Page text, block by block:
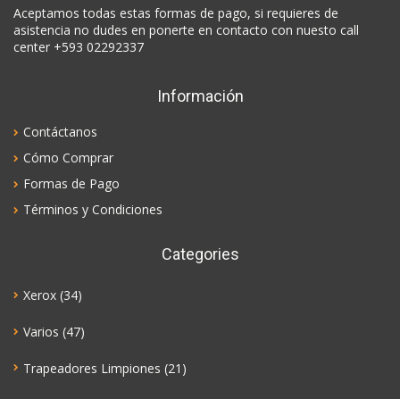
Aceptamos todas estas formas de pago, si requieres de
asistencia no dudes en ponerte en contacto con nuesto call
center +593 02292337
Información
Contáctanos
Cómo Comprar
Formas de Pago
Términos y Condiciones
Categories
Xerox (34)
Varios (47)
Trapeadores Limpiones (21)